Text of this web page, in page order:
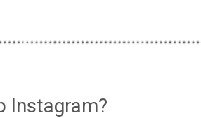
Instagram?